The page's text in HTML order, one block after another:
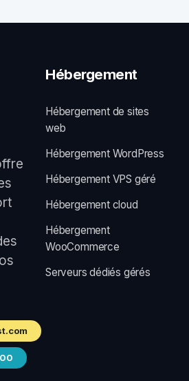
Hébergement
Hébergement de sites
web
Hébergement WordPress
Hébergement VPS géré
Hébergement cloud
Hébergement
WooCommerce
Serveurs dédiés gérés